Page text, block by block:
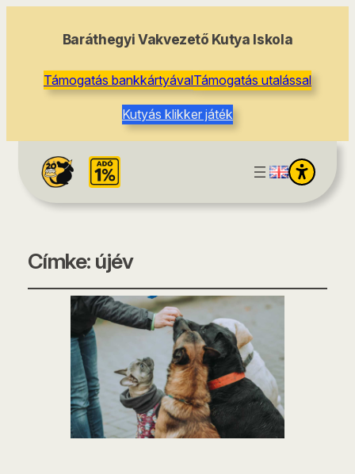
Baráthegyi Vakvezető Kutya Iskola
Támogatás bankkártyávalTámogatás utalással
Kutyás klikker játék
Címke: újév